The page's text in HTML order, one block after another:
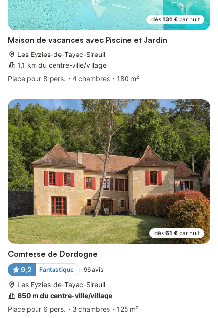
dès 131 € par nuit
Maison de vacances avec Piscine et Jardin
Les Eyzies-de-Tayac-Sireuil
1,1 km du centre-ville/village
Place pour 8 pers.
4 chambres 180 m²
dès 61 € par nuit
Comtesse de Dordogne
9,2 Fantastique 96 avis
Les Eyzies-de-Tayac-Sireuil
650 m du centre-ville/village
Place pour 6 pers.
3 chambres
125 m²